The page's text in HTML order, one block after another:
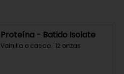
Proteína - Batido Isolate
Vainilla o cacao.  12 onzas